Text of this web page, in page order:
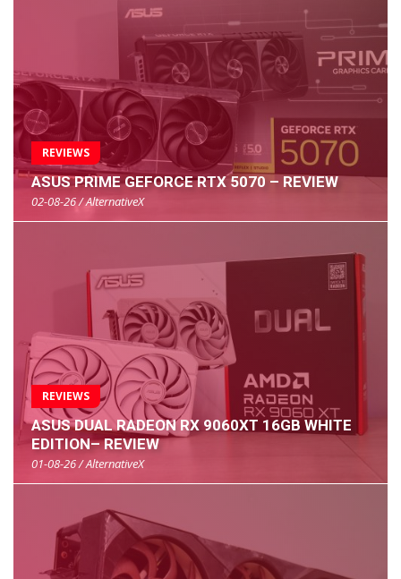
REVIEWS
ASUS PRIME GEFORCE RTX 5070 – REVIEW
02-08-26 / AlternativeX
REVIEWS
ASUS DUAL RADEON RX 9060XT 16GB WHITE
EDITION– REVIEW
01-08-26 / AlternativeX